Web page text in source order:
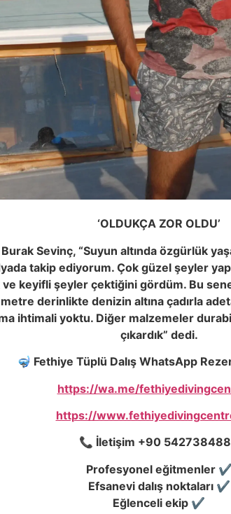
‘OLDUKÇA ZOR OLDU’
Burak Sevinç, “Suyun altında özgürlük
takip ediyorum. Çok güzel şeyler
ve keyifli şeyler çektiğini gördüm. Bu
derinlikte denizin altına çadırla
ihtimali yoktu. Diğer malzemeler
çıkardık” dedi.
🤿 Fethiye Tüplü Dalış WhatsApp
https://wa.me/
https://
📞 İletişim +90
Profesyonel eğitmenler ✔️
Efsanevi dalış noktaları ✔️
Eğlenceli ekip ✔️